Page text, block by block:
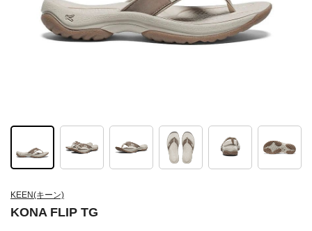
KEEN(キーン)
KONA FLIP TG